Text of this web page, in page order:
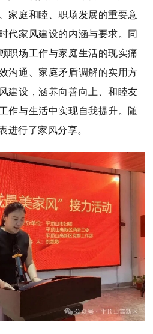
家庭和睦、职场发展的重要意
代家风建设的内涵与要求。同
职场工作与家庭生活的现实痛
沟通、家庭矛盾调解的实用方
建设，涵养向善向上、和睦友
作与生活中实现自我提升。随
进行了家风分享。